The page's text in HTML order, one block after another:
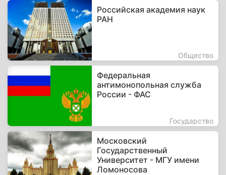
Российская академия наук
РАН
Общество
Федеральная
антимонопольная служба
России - ФАС
Государство
Московский
Государственный
Университет - МГУ имени
Ломоносова